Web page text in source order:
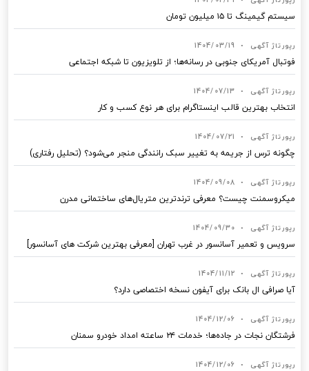
سیستم گیمینگ تا ۱۵ میلیون تومان
رپورتاژ آگهی •
1404/03/19
فوتبال آمریکای جنوبی در رسانه‌ها؛ از تلویزیون تا شبکه اجتماعی
رپورتاژ آگهی •
1404/07/13
انتخاب بهترین قالب‌ اینستاگرام برای هر نوع کسب‌ و کار
رپورتاژ آگهی •
1404/07/21
چگونه ترس از جریمه به تغییر سبک رانندگی منجر می‌شود؟ (تحلیل رفتاری)
رپورتاژ آگهی •
1404/09/08
میکروسمنت چیست؟ معرفی ترندترین متریال‌های ساختمانی مدرن
رپورتاژ آگهی •
1404/09/30
سرویس و تعمیر آسانسور در غرب تهران [معرفی بهترین شرکت های آسانسور]
رپورتاژ آگهی •
1404/11/12
آیا صرافی ال بانک برای آیفون نسخه اختصاصی دارد؟
رپورتاژ آگهی •
1404/12/06
فرشتگان نجات در جاده‌ها؛ خدمات ۲۴ ساعته امداد خودرو سمنان
رپورتاژ آگهی •
1404/12/06